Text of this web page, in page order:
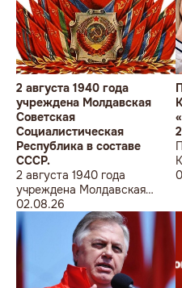
2 августа 1940 года
учреждена Молдавская
Советская
Социалистическая
Республика в составе
СССР.
2 августа 1940 года
учреждена Молдавская
Советская
Социалистическая
Республика в составе
СССР.
02.08.26